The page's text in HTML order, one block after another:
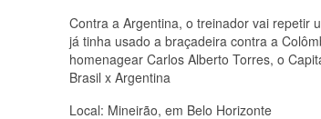
Contra a Argentina, o treinador vai repetir
já tinha usado a braçadeira contra a
homenagear Carlos Alberto Torres, o
Brasil x Argentina
Local: Mineirão, em Belo Horizonte